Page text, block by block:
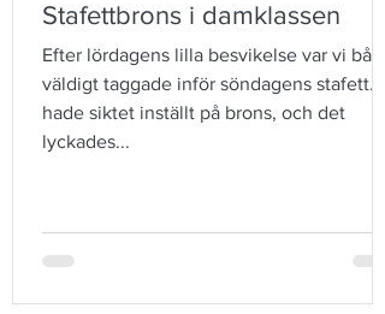
Stafettbrons i damklassen
Efter lördagens lilla besvikelse var vi båda
väldigt taggade inför söndagens stafett.
hade siktet inställt på brons, och det
lyckades...